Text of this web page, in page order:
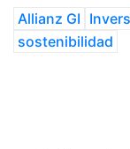
Allianz GI
sostenibilidad